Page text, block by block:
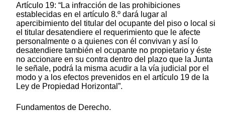
Artículo 19: “La infracción de las prohibiciones
establecidas en el artículo 8.º dará lugar al
apercibimiento del titular del ocupante del piso o local si
el titular desatendiere el requerimiento que le afecte
personalmente o a quienes con él convivan y así lo
desatendiere también el ocupante no propietario y éste
no accionare en su contra dentro del plazo que la Junta
le señale, podrá la misma acudir a la vía judicial por el
modo y a los efectos prevenidos en el artículo 19 de la
Ley de Propiedad Horizontal”.
Fundamentos de Derecho.